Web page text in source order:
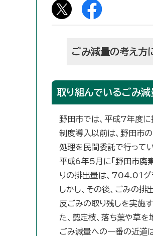
ごみ減量の考え方
取り組んでいるごみ
野田市では、平成7年度に
制度導入以前は、野田市
処理を民間委託で行って
平成6年5月に「野田市廃
りの排出量は、704.01グ
しかし、その後、ごみの
反ごみの取り残しを実施
た、剪定枝、落ち葉や草
ごみ減量への一番の近道